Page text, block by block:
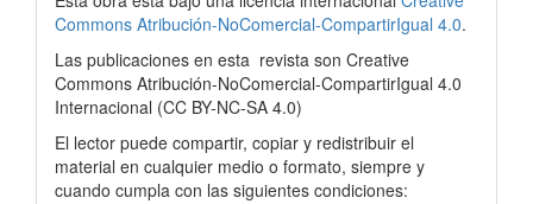
Commons Atribución-NoComercial-CompartirIgual 4.0.
Las publicaciones en esta revista son Creative
Commons Atribución-NoComercial-CompartirIgual 4.0
Internacional (CC BY-NC-SA 4.0)
El lector puede compartir, copiar y redistribuir el
material en cualquier medio o formato, siempre y
cuando cumpla con las siguientes condiciones: